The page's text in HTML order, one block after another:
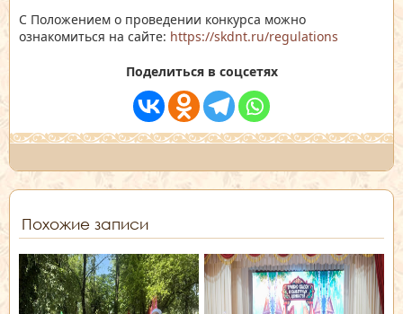
С Положением о проведении конкурса можно
ознакомиться на сайте: https://skdnt.ru/regulations
Поделиться в соцсетях
Похожие записи